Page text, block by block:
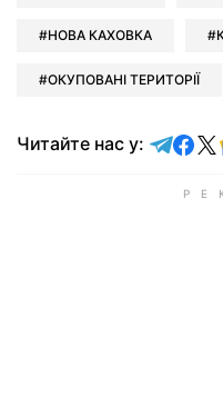
НОВА КАХОВКА
ОКУПОВАНІ ТЕРИТОРІЇ
Читайте нас у: